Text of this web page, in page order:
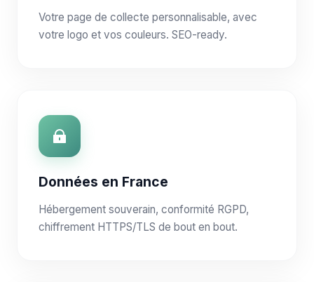
Votre page de collecte personnalisable, avec
votre logo et vos couleurs. SEO-ready.
Données en France
Hébergement souverain, conformité RGPD,
chiffrement HTTPS/TLS de bout en bout.